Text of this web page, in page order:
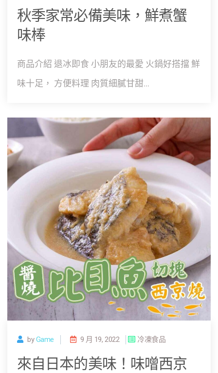
秋季家常必備美味，鮮煮蟹
味棒
商品介紹 退冰即食 小朋友的最愛 火鍋好搭擋 鮮
味十足， 方便料理 肉質細膩甘甜...
byGame 9 月 19, 2022 冷凍食品
來自日本的美味！味噌西京